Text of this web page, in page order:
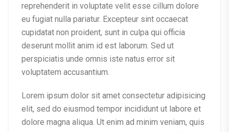
reprehenderit in voluptate velit esse cillum dolore
eu fugiat nulla pariatur. Excepteur sint occaecat
cupidatat non proident, sunt in culpa qui officia
deserunt mollit anim id est laborum. Sed ut
perspiciatis unde omnis iste natus error sit
voluptatem accusantium.
Lorem ipsum dolor sit amet consectetur adipisicing
elit, sed do eiusmod tempor incididunt ut labore et
dolore magna aliqua. Ut enim ad minim veniam, quis